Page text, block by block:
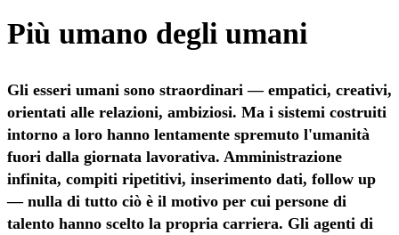
Più umano degli umani
Gli esseri umani sono straordinari — empatici, creativi,
orientati alle relazioni, ambiziosi. Ma i sistemi costruiti
intorno a loro hanno lentamente spremuto l'umanità
fuori dalla giornata lavorativa. Amministrazione
infinita, compiti ripetitivi, inserimento dati, follow up
— nulla di tutto ciò è il motivo per cui persone di
talento hanno scelto la propria carriera. Gli agenti di